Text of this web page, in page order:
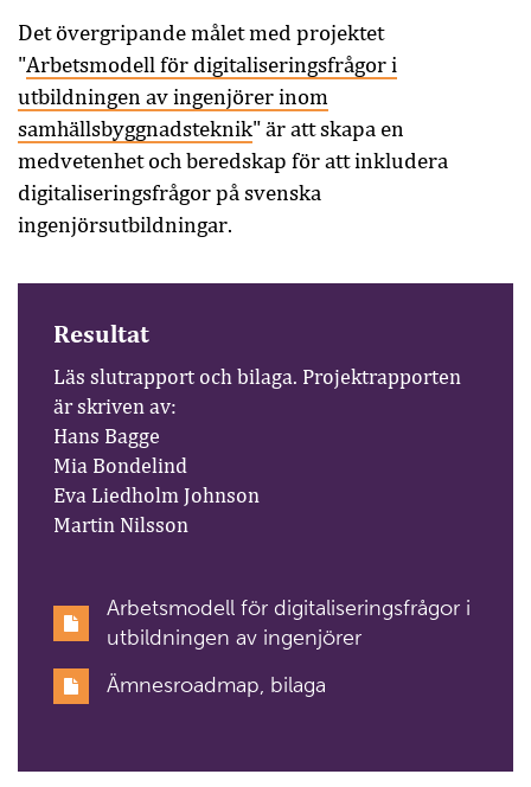
Det övergripande målet med projektet
"Arbetsmodell för digitaliseringsfrågor i
utbildningen av ingenjörer inom
samhällsbyggnadsteknik" är att skapa en
medvetenhet och beredskap för att inkludera
digitaliseringsfrågor på svenska
ingenjörsutbildningar.
Resultat
Läs slutrapport och bilaga. Projektrapporten
är skriven av:
Hans Bagge
Mia Bondelind
Eva Liedholm Johnson
Martin Nilsson
Arbetsmodell för digitaliseringsfrågor i
utbildningen av ingenjörer
Ämnesroadmap, bilaga